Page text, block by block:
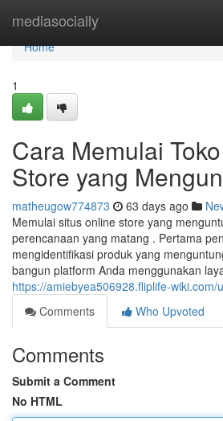
mediasocially
Home
Home
1
Cara Memulai
Store yang
matheugow774873 63 days ago
Memulai situs online store yang
perencanaan yang matang . Pertama
mengidentifikasi produk yang
bangun platform Anda menggunakan
https://amiebyea506928.fliplife-wiki.com/
Comments
Who Upvoted
Comments
Submit a Comment
No HTML